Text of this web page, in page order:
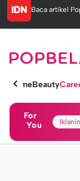
Baca artikel
HomeBeauty
For
You